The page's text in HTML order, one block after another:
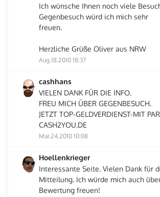
Ich wünsche Ihnen noch viele
Gegenbesuch würd ich mich sehr
freuen.
Herzliche Grüße Oliver aus NRW
Aug.18.2010 18:37
cashhans
VIELEN DANK FÜR DIE INFO.
FREU MICH ÜBER GEGENBESUCH.
JETZT TOP-GELDVERDIENST-MIT
CASH2YOU.DE
Mar.24.2010 10:08
Hoellenkrieger
Interessante Seite. Vielen Dank für
Mitteilung. Ich würde mich auch
Bewertung freuen!